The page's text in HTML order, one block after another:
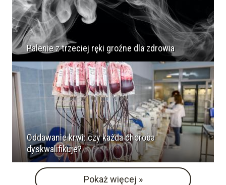
Palenie z trzeciej ręki groźne dla zdrowia
Oddawanie krwi: czy każda choroba
dyskwalifikuje?
Pokaż więcej »